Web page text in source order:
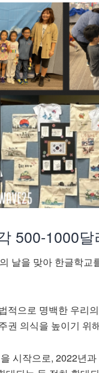
500-1000달
날을 맞아 한글학교
적으로 명백한 우리
권 의식을 높이기 위
시작으로, 2022년